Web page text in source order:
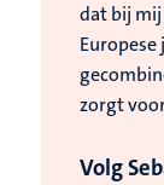
dat bij
zorgt
Volg